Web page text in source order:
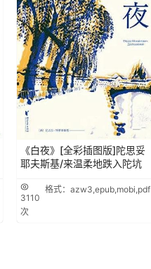
《白夜》[全彩插图版]陀思妥
耶夫斯基/来温柔地跌入陀坑
3110
次
格式：azw3,epub,mobi,pdf